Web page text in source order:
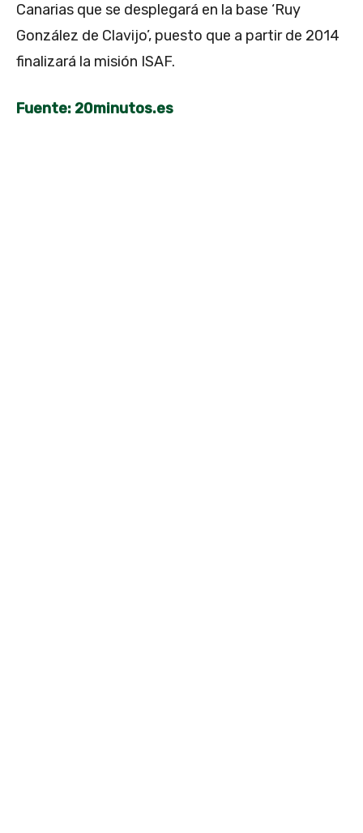
Canarias que se desplegará en la base ‘Ruy
González de Clavijo’, puesto que a partir de 2014
finalizará la misión ISAF.
Fuente: 20minutos.es